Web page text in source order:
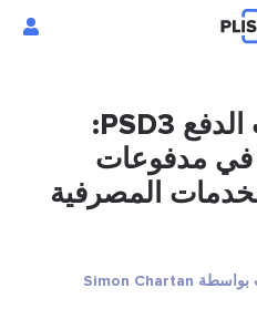
شرح توجيه خدمات الدفع PSD3:
في مدفوعات
المصرفية